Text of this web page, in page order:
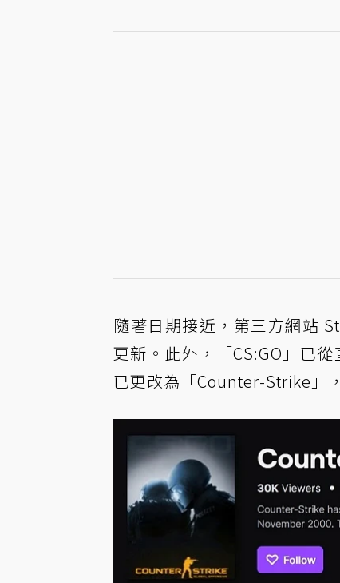
隨著日期接近， 第三方網站
更新。此外，「CS:GO」已
已更改為「Counter-Strike」